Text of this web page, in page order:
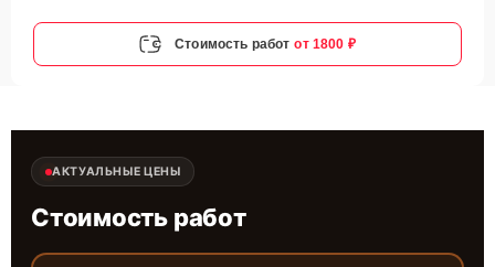
Стоимость работ от 1800 ₽
АКТУАЛЬНЫЕ ЦЕНЫ
Стоимость работ